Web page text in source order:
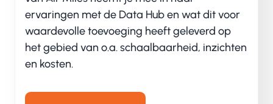
fouten kunnen oplossen.
Waar voorheen spaarpartners dagelijks de Air
Miles moesten uploaden naar de centrale SAP-
ervaringen met de Data Hub en wat dit voor
waardevolle toevoeging heeft geleverd op
het gebied van o.a. schaalbaarheid, inzichten
en kosten.